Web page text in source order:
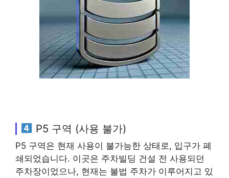
P5 구역 (사용 불가)
P5 구역은 현재 사용이 불가능한 상태로, 입구가 폐
쇄되었습니다. 이곳은 주차빌딩 건설 전 사용되던
주차장이었으나, 현재는 불법 주차가 이루어지고 있